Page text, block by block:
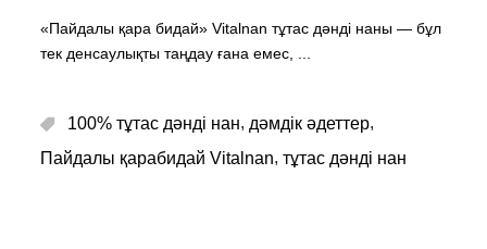
«Пайдалы қара бидай» Vitalnan тұтас дәнді наны — бұл
тек денсаулықты таңдау ғана емес,
100% тұтас дәнді нан, дәмдік әдеттер,
Пайдалы қарабидай Vitalnan, тұтас дәнді нан